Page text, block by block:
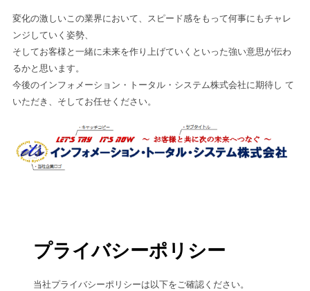
変化の激しいこの業界において、スピード感をもって何事にもチャレ
ンジしていく姿勢、
そしてお客様と一緒に未来を作り上げていくといった強い意思が伝わ
るかと思います。
今後のインフォメーション・トータル・システム株式会社に期待し て
いただき、そしてお任せください。
プライバシーポリシー
当社プライバシーポリシーは以下をご確認ください。